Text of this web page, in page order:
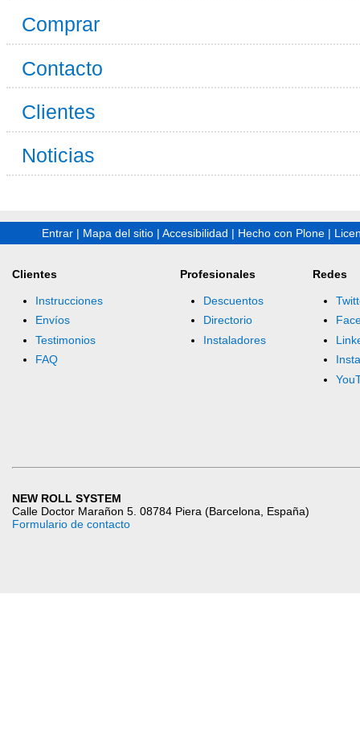
Comprar
Contacto
Clientes
Noticias
Entrar | Mapa del sitio | Accesibilidad | Hecho con Plone |
Clientes
Instrucciones
Envíos
Testimonios
FAQ
Profesionales
Descuentos
Directorio
Instaladores
Redes
NEW ROLL SYSTEM
Calle Doctor Marañon 5. 08784 Piera (Barcelona, España)
Formulario de contacto